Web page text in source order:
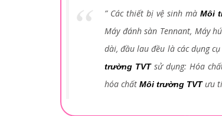
” Các thiết bị vệ sinh mà Môi
Máy đánh sàn Tennant, Máy
dài, đầu lau đều là các dụng
trường TVT sử dụng: Hóa
hóa chất Môi trường TVTưu